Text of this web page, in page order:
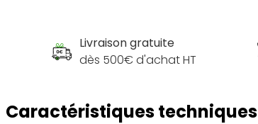
Livraison gratuite
dès 500€ d'achat HT
Caractéristiques techniques